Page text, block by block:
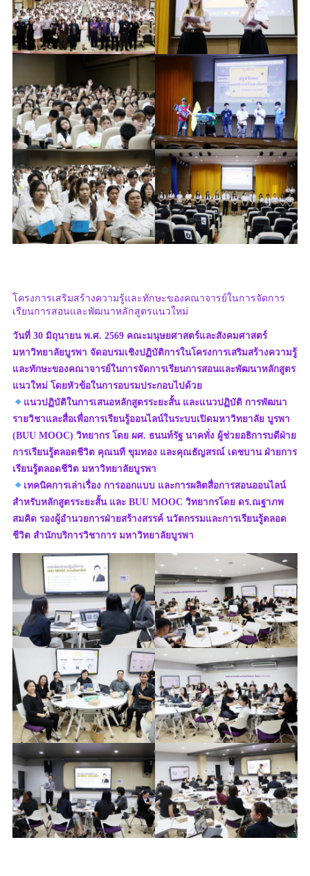
โครงการเสริมสร้างความรู้และทักษะของคณาจารย์ในการจัดการ
เรียนการสอนและพัฒนาหลักสูตรแนวใหม่
วันที่ 30 มิถุนายน พ.ศ. 2569 คณะมนุษยศาสตร์และสังคมศาสตร์
มหาวิทยาลัยบูรพา จัดอบรมเชิงปฏิบัติการในโครงการเสริมสร้างความรู้
และทักษะของคณาจารย์ในการจัดการเรียนการสอนและพัฒนาหลักสูตร
แนวใหม่ โดยหัวข้อในการอบรมประกอบไปด้วย
แนวปฏิบัติในการเสนอหลักสูตรระยะสั้น และแนวปฏิบัติ การพัฒนา
รายวิชาและสื่อเพื่อการเรียนรู้ออนไลน์ในระบบเปิดมหาวิทยาลัย บูรพา
(BUU MOOC) วิทยากร โดย ผศ. ธนนท์รัฐ นาคทั่ง ผู้ช่วยอธิการบดีฝ่าย
การเรียนรู้ตลอดชีวิต คุณนที ขุมทอง และคุณธัญสรณ์ เดชบาน ฝ่ายการ
เรียนรู้ตลอดชีวิต มหาวิทยาลัยบูรพา
เทคนิคการเล่าเรื่อง การออกแบบ และการผลิตสื่อการสอนออนไลน์
สำหรับหลักสูตรระยะสั้น และ BUU MOOC วิทยากรโดย ดร.ณฐาภพ
สมคิด รองผู้อำนวยการฝ่ายสร้างสรรค์ นวัตกรรมและการเรียนรู้ตลอด
ชีวิต สำนักบริการวิชาการ มหาวิทยาลัยบูรพา